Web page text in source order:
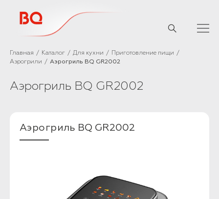
Главная Каталог Для кухни
Приготовление пищи
Аэрогрили
Аэрогриль BQ GR2002
Аэрогриль BQ GR2002
Аэрогриль BQ GR2002